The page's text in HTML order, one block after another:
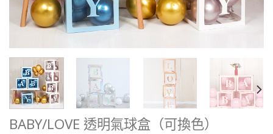
BABY/LOVE 透明氣球盒（可換色）